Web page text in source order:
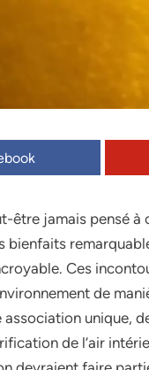
être jamais pensé
bienfaits
Ces
de
unique,
de l’air